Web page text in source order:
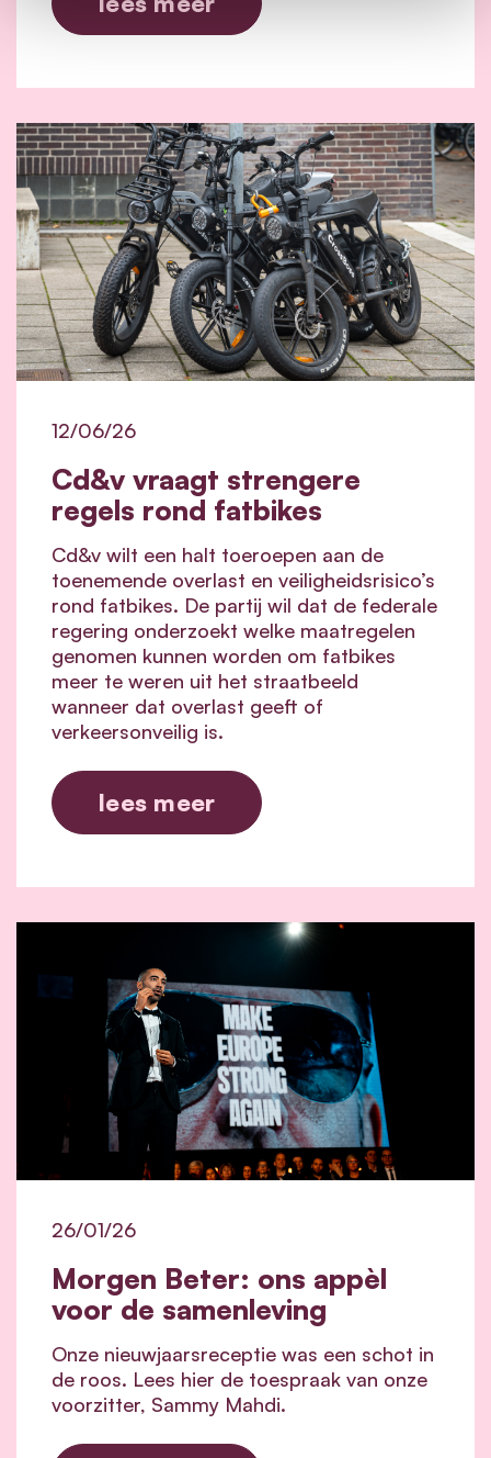
Cd&v vraagt strengere
regels rond fatbikes
12/06/26
Cd&v wilt een halt toeroepen aan de
toenemende overlast en veiligheidsrisico’s
rond fatbikes. De partij wil dat de federale
regering onderzoekt welke maatregelen
genomen kunnen worden om fatbikes
meer te weren uit het straatbeeld
wanneer dat overlast geeft of
verkeersonveilig is.
lees meer
Morgen Beter: ons appèl
voor de samenleving
26/01/26
Onze nieuwjaarsreceptie was een schot in
de roos. Lees hier de toespraak van onze
voorzitter, Sammy Mahdi.